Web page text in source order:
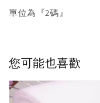
單位為『2碼』
您可能也喜歡